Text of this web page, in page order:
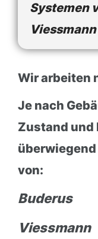
Systemen
Viessmann
Wir arbeiten
Je nach
Zustand und
von:
Buderus
Viessmann